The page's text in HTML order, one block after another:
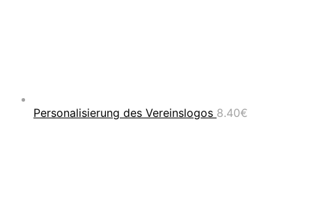
Personalisierung des Vereinslogos 8.40€